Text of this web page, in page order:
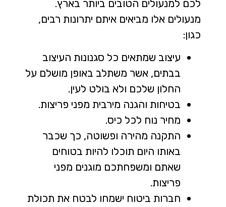
לכם למנעולים הטובים ביותר בארץ.
מנעולים אלו מביאים איתם יתרונות רבים,
כגון:
עיצוב שמתאים כל סגנונות העיצוב
בבתים, אשר משתלב באופן מושלם על
החלון שלכם ולא בולט לעין.
בטיחות והגנה מירבית מפני פריצות.
מחיר נוח לכל כיס.
התקנה מהירה ופשוטה, כך שכבר
באותו היום תוכלו להיות בטוחים
שאתם ומשפחתכם מוגנים מפני
פריצות.
חברות ביטוח ישמחו לבטח את תכולת